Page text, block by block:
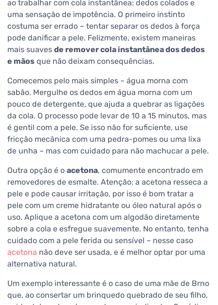
ao trabalhar com cola instantânea: dedos colados e
uma sensação de impotência. O primeiro instinto
costuma ser errado – tentar separar os dedos à força
pode danificar a pele. Felizmente, existem maneiras
mais suaves de remover cola instantânea dos dedos
e mãos que não deixam consequências.
Comecemos pelo mais simples – água morna com
sabão. Mergulhe os dedos em água morna com um
pouco de detergente, que ajuda a quebrar as ligações
da cola. O processo pode levar de 10 a 15 minutos, mas
é gentil com a pele. Se isso não for suficiente, use
fricção mecânica com uma pedra-pomes ou uma lixa
de unha – mas com cuidado para não machucar a pele.
Outra opção é o acetona, comumente encontrado em
removedores de esmalte. Atenção: a acetona resseca a
pele e pode causar irritação, por isso é bom tratar a
pele com um creme hidratante ou óleo natural após o
uso. Aplique a acetona com um algodão diretamente
sobre a cola e esfregue suavemente. No entanto, tenha
cuidado com a pele ferida ou sensível – nesse caso
acetona não deve ser usada, e é melhor optar por uma
alternativa natural.
Um exemplo interessante é o caso de uma mãe de Brno
que, ao consertar um brinquedo quebrado de seu filho,